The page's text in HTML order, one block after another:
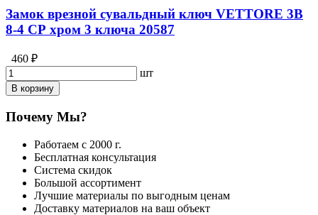
Замок врезной сувальдный ключ VETTORE 3B
8-4 СР хром 3 ключа 20587
460 ₽
шт
В корзину
Почему Мы?
Работаем с 2000 г.
Бесплатная консультация
Система скидок
Большой ассортимент
Лучшие материалы по выгодным ценам
Доставку материалов на ваш объект